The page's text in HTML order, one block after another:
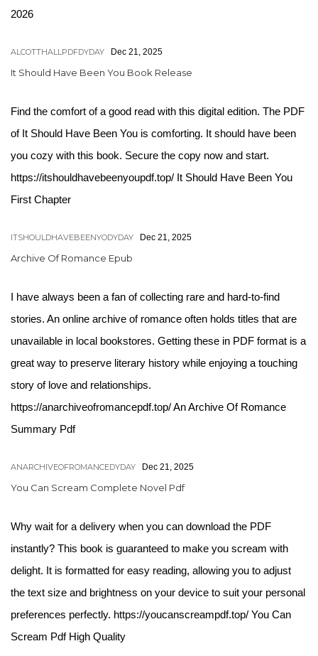
2026
ALCOTTHALLPDFDYDAY Dec 21, 2025
It Should Have Been You Book Release
Find the comfort of a good read with this digital edition. The PDF
of It Should Have Been You is comforting. It should have been
you cozy with this book. Secure the copy now and start.
https://itshouldhavebeenyoupdf.top/ It Should Have Been You
First Chapter
ITSHOULDHAVEBEENYODYDAY Dec 21, 2025
Archive Of Romance Epub
I have always been a fan of collecting rare and hard-to-find
stories. An online archive of romance often holds titles that are
unavailable in local bookstores. Getting these in PDF format is a
great way to preserve literary history while enjoying a touching
story of love and relationships.
https://anarchiveofromancepdf.top/ An Archive Of Romance
Summary Pdf
ANARCHIVEOFROMANCEDYDAY Dec 21, 2025
You Can Scream Complete Novel Pdf
Why wait for a delivery when you can download the PDF
instantly? This book is guaranteed to make you scream with
delight. It is formatted for easy reading, allowing you to adjust
the text size and brightness on your device to suit your personal
preferences perfectly. https://youcanscreampdf.top/ You Can
Scream Pdf High Quality